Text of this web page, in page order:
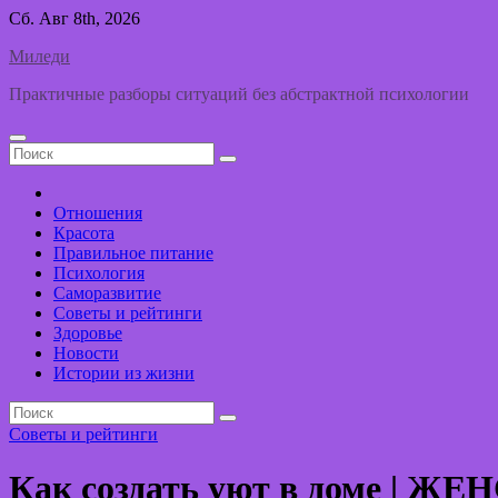
Перейти
содержимому
Сб. Авг 8th, 2026
Миледи
Практичные разборы ситуаций без абстрактной психологии
Отношения
Красота
Правильное питание
Психология
Саморазвитие
Советы и рейтинги
Здоровье
Новости
Истории из жизни
Советы и рейтинги
Как создать уют в доме |